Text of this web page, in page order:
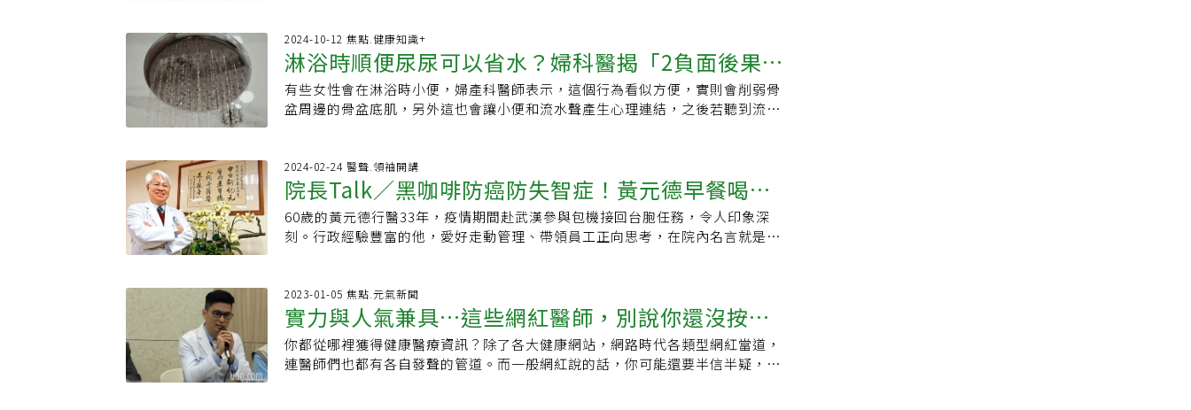
會副秘書長給病人的一句話：睡好、動好、吃好、心情好
一個正向循環，盡力做到最好。翁順隆● 專長：試管嬰兒、人工授精、不孕症檢
查及治療、生殖內分泌、達文西微創手術、一般婦產科、產前檢查及接生、更年
期障礙、腹腔鏡手術、婦科腫瘤手術● 現職：新竹馬偕醫院院長、台灣醫院協會
醫院醫療服務審查執行會北區分會主任委員、馬偕醫學大學醫學系副教授● 學
歷：國立交通大學生物科技學院生物科技醫學博士、美國東維吉尼亞醫學院不孕
醫院婦產科部主治醫師給病人的一句話：哪裡有需要，就往哪裡去。
優良傳統，也維持專業水準。7月起馬偕兒童醫院補助住院醫師出國短期進修，陳
治平希望此舉能讓年輕醫師提升眼界，不論是對研究還是臨床工作，讓他們更清
楚自己的興趣，回來更有明確方向努力。我國少子化嚴重，「很多人都說要等準
備好才生」。陳治平臨床觀察，等到他們準備好時，都已經40歲以上，懷孕機率
會安排出國旅遊放鬆；平常應酬不多，也不太喝酒，他笑稱「酒量不好，也沒辦
法喝」。陳治平年齡：66歲專長：周產期醫學現職：馬偕兒童醫院院長、馬偕醫
院副院長學歷：英國曼徹斯特大學博士、長庚醫學院臨床研究所博士、中國醫藥
學院醫學系學士經歷：馬偕醫學大學醫學系兼任教授、馬偕醫院醫學研究部主
任、馬偕醫院高危險妊娠症學科主任、早產兒基金會董事長、周產期醫學會理事
卵更具急迫性，必須在全身性治療前完成生育保存，黃馨慧說明，在生殖醫療協
助下，男性癌友可以依照自己身體狀況，一周取精3次保留更多精子；女性癌友則
需花約兩周的時間進入緊急凍卵療程。這些生育保存療程進行的時間不會影響後
續癌症治療計畫。癌友康復患者治療完成後解凍、生育機率也與一般不孕夫妻無
異。曾有名罹患乳癌的女性癌友，癌症治療結束5年後雖已43歲，但利用事先凍起
卵費用高成阻礙然而，黃馨慧表示，癌友生育保存意識尚不普及，英國研究曾指
出，高達七成癌友不曉得癌症治療可能會導致不孕，更有近八成的民眾未曾了解
過生育保存的概念，就連腫瘤科醫師都不見得知道或重視；而根據自身觀察經
驗，在告知生育保存的概念後，有六成女性癌友接受凍卵，八成男性癌友願意凍
此，部分地方政府補助醫療性凍精卵，最高金額達5萬元，黃馨慧也指出，20至
40歲（含）患有婦癌、乳癌的女性癌友，若於台灣凍卵協會「公益希望計畫」中
合作的醫療院所施行醫療性凍卵，即可再加碼申請5千至2萬元不等的補助。不
過，黃馨慧也提醒，癌友千萬不要將希望寄託在癌症治療後，生育能力會完全恢
復而不做生育保存，曾有位31歲乳癌女性癌友的抗穆氏管荷爾蒙（AMH）值僅
期刊論文者，如果以長庚的整形外科為例，開出10個住院醫師名額來15個，幾乎
都是台灣醫學系畢業生拿下。以自身長期的觀察，波波醫師通常會選擇到區域醫
院實習。至於已經通過台灣醫師國考的波波醫師，長庚是否也有聘用？陳建宗
說，通過國考者，就是符合憲法保障的資格，他們都可以來申請到醫院任職，不
所的波波醫發生醫療疏失，重點不該放在「學歷」，而是從醫學系畢業後，直接
到診所任職的醫師們，能力到底足不足以執行醫療業務，在醫學中心任職的醫
師，入職門檻本身高於診所以外，任職期間訓練也是持續不斷。過去台灣的整形
外科診所，也屢屢發生類似亂象，陳建宗說，當時為了管理，整外醫學會與衛福
部討論以「特管辦法」管理，要求診所執行特定的手術時，如削骨等，必須要先
宗說「這才是最大的問題」，而不是探討學歷。過去台灣的醫學生一度流行到美
國執業，他們同樣考過美國的國考，依照規定到美國申請醫師職缺，美國並沒有
因為是來自台灣的醫學生，而掀起抵制潮。他認為整起事件在於衛福部的管理制
度，應通盤檢視。
並因此與丈夫離婚。40歲後遲遲未懷孕 求醫後得知的「悲慘事實」採訪對象是一
位化名「佐佐木女士」的上班族，居住在千葉縣的她今年45歲，她表示自己在41
歲時進入更年期，先是發現經血量逐漸減少，月經也逐漸不規律。佐佐木女士於
38歲那年認識比自己小9歲的丈夫，並沒有考慮太久就決定結婚，婚後前幾年都處
在很幸福的狀態，因為丈夫想儘快有個孩子，她也開始去家裡附近的婦產科問
經沒來時，我會自己做懷孕測試，但都沒有結果。」她的月經開始來得越來越
晚，不規則的情況更加嚴重，40歲的她感到驚慌和焦慮，於是去了一家專門治療
不孕症的診所。 「我以為是月經失調，但好像不只是這樣……」在診所接受各種
檢查之後，醫生告訴她這就是所謂的「更年期」，並且同時有骨質疏鬆的症狀，
何不適，因此沒有察覺自己正邁入更年期，然而讓她震驚的是丈夫得知消息後的
反應。「什麼？妳不能生孩子嗎？不是女人了嗎？這樣我結婚就沒有意義了
嘛！」當時丈夫對她說出這句話。雖然佐佐木女士現在已經能帶著笑容回憶這件
事，但她表示當時簡直就像是世界陷入一片漆黑，她人生中是第一次經歷這種感
覺。看到丈夫的反應後，她立刻決定離婚，而丈夫也爽快的同意，於是兩人結婚
2024-10-12 焦點.健康知識+
淋浴時順便尿尿可以省水？婦科醫揭「2負面後果」
警告千萬別這麼做
有些女性會在淋浴時小便，婦產科醫師表示，這個行為看似方便，實則會削弱骨
盆周邊的骨盆底肌，另外這也會讓小便和流水聲產生心理連結，之後若聽到流水
10年，她在TikTok分享她身為婦產科醫師絕對不會做的三件事情，影片目前已累
積29.5萬次瀏覽。艾瑪說，她絕不會在淋浴時小便或站著小便，有些人可能認為
這樣可以省下沖馬桶的水或坐馬桶的時間，但站著尿尿除了不衛生之外，更重要
的是會破壞骨盆底肌。艾瑪說，骨盆底肌就像是骨盆區域的「吊床」或「吊
帶」，支撐和控制骨盆器官如膀胱、子宮等，防止那些器官下垂，若站著小便，
何東西到陰道，例如大蒜瓣、優格，還有「任何我不想知道的東西」，她說那些
東西不但不能治好感染，還可能讓病況更糟，她建議將任何東西塞入私密處時，
先諮詢過醫生。 @obmdmom This ones for my not pregnant friends #obgyn
#womenshealth #bacterialvaginoisis #yeastinfections #pelvicfloor ♬
2024-02-24 醫聲.領袖開講
院長Talk／黑咖啡防癌防失智症！黃元德早餐喝黑
咖啡，餐餐有蔬菜養生
60歲的黃元德行醫33年，疫情期間赴武漢參與包機接回台胞任務，令人印象深
刻。行政經驗豐富的他，愛好走動管理、帶領員工正向思考，在院內名言就是
帶來新氣象。養生秘訣／早餐喝黑咖啡 餐餐有蔬菜黃元德年輕時就喜歡爬山，透
過大自然森呼吸紓壓，但婦產科醫師休息時間不固定，隨時待命接生，所以休閒
主要是到車程一小時內的步道走走看風景，後來擔任行政管理階層更不能跑太
遠，改為走路、爬樓梯，在醫院到處看看可以知道員工在想什麼、病人需求是什
麼，採「走動管理」兼運動。談到飲食養生，黃元德每天早餐只喝一杯黑咖啡，
2023-01-05 焦點.元氣新聞
實力與人氣兼具…這些網紅醫師，別說你還沒按過
讚！
你都從哪裡獲得健康醫療資訊？除了各大健康網站，網路時代各類型網紅當道，
連醫師們也都有各自發聲的管道。而一般網紅說的話，你可能還要半信半疑，但